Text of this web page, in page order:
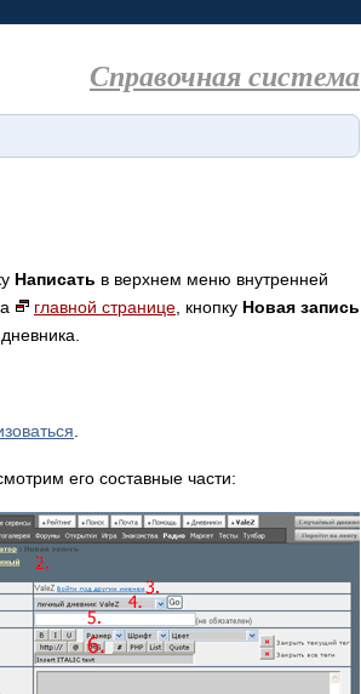
Справочная система
Написать в верхнем меню внутренней
главной странице , кнопку Новая запись
его составные части: